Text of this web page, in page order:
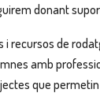
donant
i recursos de
amb
que